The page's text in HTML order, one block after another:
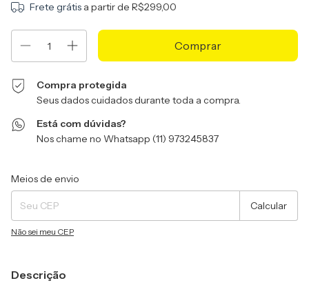
Frete grátis a partir de R$299,00
Compra protegida
Seus dados cuidados durante toda a compra.
Está com dúvidas?
Nos chame no Whatsapp (11) 973245837
Entregas para o CEP:
Meios de envio
Calcular
Não sei meu CEP
Descrição